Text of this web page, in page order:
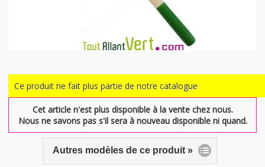
Ce produit ne fait plus partie de notre catalogue
Cet article n'est plus disponible à la vente chez nous.
Nous ne savons pas s'il sera à nouveau disponible ni quand.
Autres modèles de ce produit »